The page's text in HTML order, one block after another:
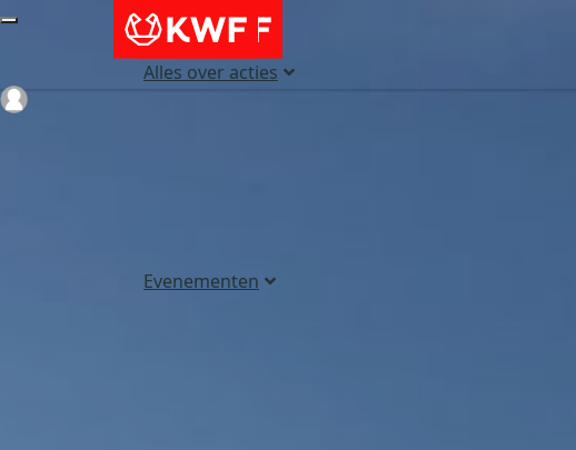
Alles over acties
Evenementen